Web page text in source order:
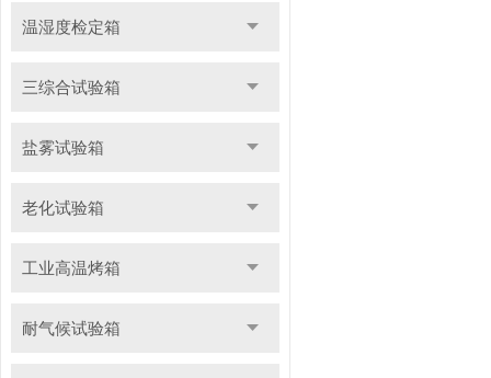
温湿度检定箱
三综合试验箱
盐雾试验箱
老化试验箱
工业高温烤箱
耐气候试验箱